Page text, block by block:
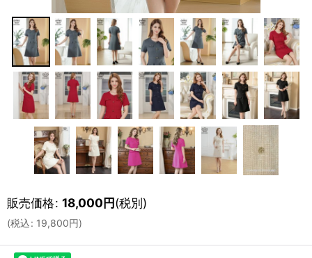
販売価格: 18,000円(税別)
(税込: 19,800円)